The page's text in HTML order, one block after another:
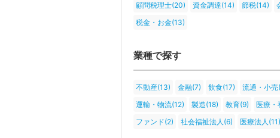
顧問税理士(20) 資金調達(14) 節税(14)
税金・お金(13)
業種で探す
不動産(13) 金融(7) 飲食(17) 流通・小売
運輸・物流(12)
製造(18) 教育(9) 医療・
ファンド(2)
社会福祉法人(6) 医療法人(11)